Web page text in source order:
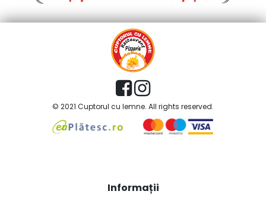
© 2021 Cuptorul cu lemne. All rights reserved.
Informații